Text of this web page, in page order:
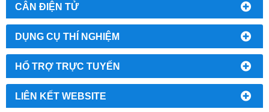
CÂN ĐIỆN TỬ
DỤNG CỤ THÍ NGHIỆM
HỔ TRỢ TRỰC TUYẾN
LIÊN KẾT WEBSITE